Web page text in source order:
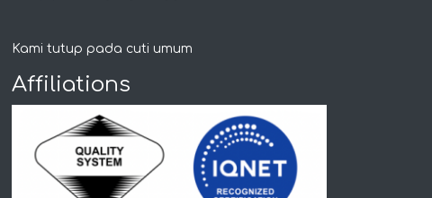
Kami tutup pada cuti umum
Affiliations